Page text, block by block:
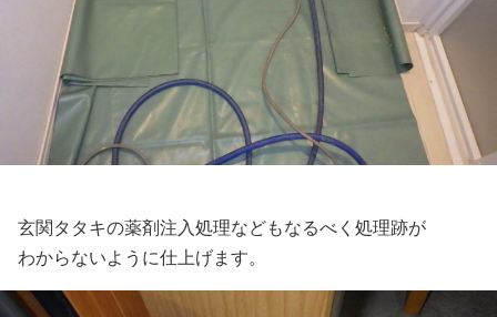
玄関タタキの薬剤注入処理などもなるべく処理跡が
わからないように仕上げます。